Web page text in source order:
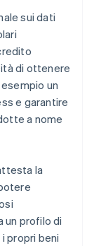
sui dati
di ottenere
un
e garantire
a nome
la
un profilo di
propri beni